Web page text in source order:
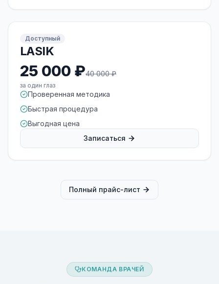
Доступный
LASIK
25 000 ₽40 000 ₽
за один глаз
Проверенная методика
Быстрая процедура
Выгодная цена
Записаться
Полный прайс-лист
КОМАНДА ВРАЧЕЙ